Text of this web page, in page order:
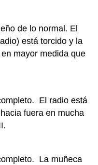
de lo normal. El
está torcido y la
mayor medida que
El radio está
fuera en mucha
La muñeca